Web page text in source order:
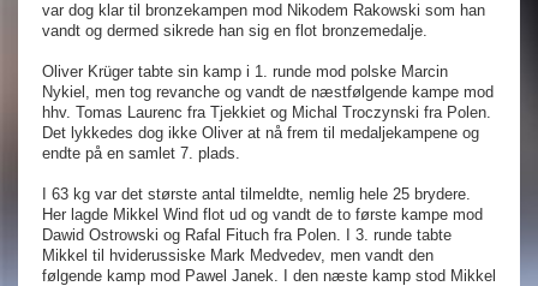
var dog klar til bronzekampen mod Nikodem Rakowski som han
vandt og dermed sikrede han sig en flot bronzemedalje.
Oliver Krüger tabte sin kamp i 1. runde mod polske Marcin
Nykiel, men tog revanche og vandt de næstfølgende kampe mod
hhv. Tomas Laurenc fra Tjekkiet og Michal Troczynski fra Polen.
Det lykkedes dog ikke Oliver at nå frem til medaljekampene og
endte på en samlet 7. plads.
I 63 kg var det største antal tilmeldte, nemlig hele 25 brydere.
Her lagde Mikkel Wind flot ud og vandt de to første kampe mod
Dawid Ostrowski og Rafal Fituch fra Polen. I 3. runde tabte
Mikkel til hviderussiske Mark Medvedev, men vandt den
følgende kamp mod Pawel Janek. I den næste kamp stod Mikkel